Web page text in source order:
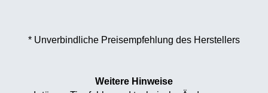
* Unverbindliche Preisempfehlung des Herstellers
Weitere Hinweise